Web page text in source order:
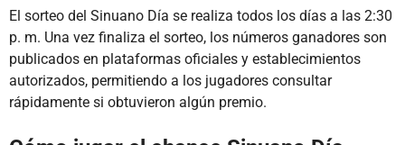
El sorteo del Sinuano Día se realiza todos los días a las 2:30
p. m. Una vez finaliza el sorteo, los números ganadores son
publicados en plataformas oficiales y establecimientos
autorizados, permitiendo a los jugadores consultar
rápidamente si obtuvieron algún premio.